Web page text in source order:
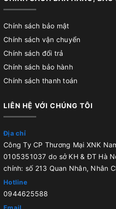
Chính sách bảo mật
Chính sách vận chuyển
Chính sách đổi trả
Chính sách bảo hành
Chính sách thanh toán
LIÊN HỆ VỚI CHÚNG TÔI
Địa chỉ
Công Ty CP Thương Mại XNK
0105351037 do sở KH & ĐT Hà
chính: số 213 Quan Nhân, Nhân
Hotline
0944625588